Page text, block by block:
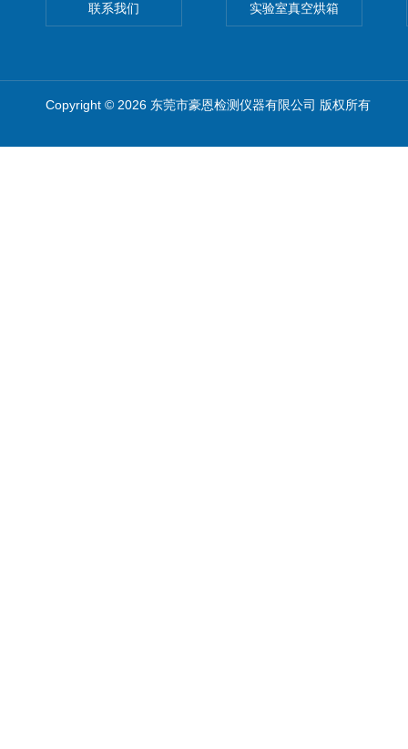
联系我们 实验室真空烘箱
Copyright © 2026 东莞市豪恩检测仪器有限公司 版权所有